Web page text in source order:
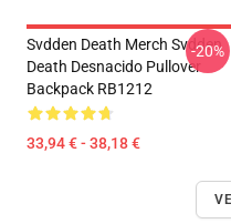
Svdden Death Merch Svdden
Death Desnacido Pullover
Backpack RB1212
33,94 € - 38,18 €
-20%